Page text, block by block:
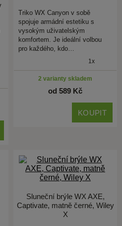
Triko WX Canyon v sobě
spojuje armádní estetiku s
vysokým uživatelským
komfortem. Je ideální volbou
pro každého, kdo…
1x
2 varianty skladem
od 589 Kč
KOUPIT
Sluneční brýle WX AXE,
Captivate, matně černé, Wiley
X